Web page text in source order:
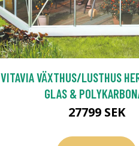
VITAVIA VÄXTHUS/LUSTHUS
GLAS &
27799 SEK